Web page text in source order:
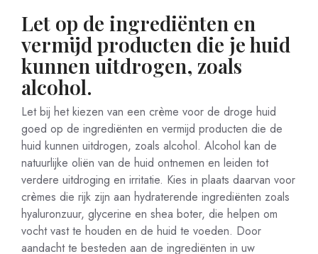
Let op de ingrediënten en
vermijd producten die je huid
kunnen uitdrogen, zoals
alcohol.
Let bij het kiezen van een crème voor de droge huid
goed op de ingrediënten en vermijd producten die de
huid kunnen uitdrogen, zoals alcohol. Alcohol kan de
natuurlijke oliën van de huid ontnemen en leiden tot
verdere uitdroging en irritatie. Kies in plaats daarvan voor
crèmes die rijk zijn aan hydraterende ingrediënten zoals
hyaluronzuur, glycerine en shea boter, die helpen om
vocht vast te houden en de huid te voeden. Door
aandacht te besteden aan de ingrediënten in uw